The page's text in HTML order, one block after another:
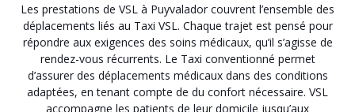
Les prestations de VSL à Puyvalador couvrent l’ensemble des
déplacements liés au Taxi VSL. Chaque trajet est pensé pour
répondre aux exigences des soins médicaux, qu’il s’agisse de
rendez-vous récurrents. Le Taxi conventionné permet
d’assurer des déplacements médicaux dans des conditions
adaptées, en tenant compte de du confort nécessaire. VSL
accompagne les patients de leur domicile jusqu’aux